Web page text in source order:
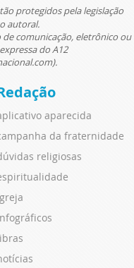
protegidos pela legislação
autoral.
comunicação, eletrônico ou
do A12
aparecida
da fraternidade
religiosas